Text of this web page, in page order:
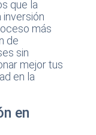
que la
inversión
más
de
sin
mejor tus
en la
en